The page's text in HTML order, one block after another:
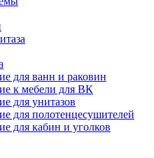
для ванн и раковин
к мебели для ВК
для унитазов
для полотенцесушителей
для кабин и уголков